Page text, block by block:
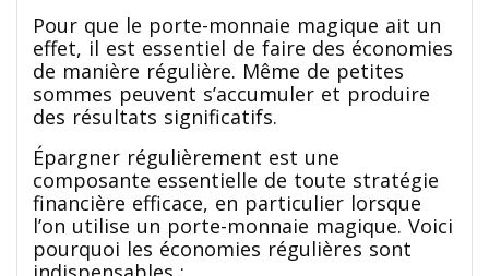
Pour que le porte-monnaie magique ait un
effet, il est essentiel de faire des économies
de manière régulière. Même de petites
sommes peuvent s’accumuler et produire
des résultats significatifs.
Épargner régulièrement est une
composante essentielle de toute stratégie
financière efficace, en particulier lorsque
l’on utilise un porte-monnaie magique. Voici
pourquoi les économies régulières sont